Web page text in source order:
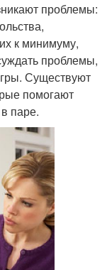
проблемы:
к минимуму,
проблемы,
Существуют
помогают
паре.